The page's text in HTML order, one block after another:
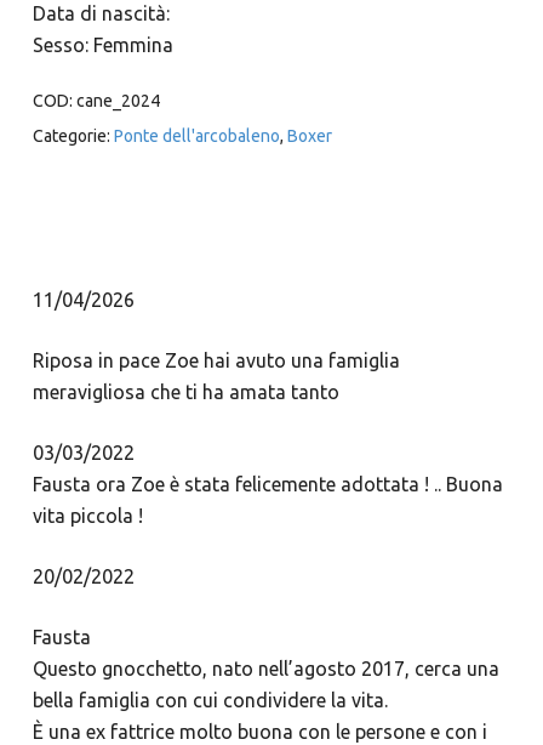
Data di nascità:
Sesso: Femmina
COD: cane_2024
Categorie: Ponte dell'arcobaleno, Boxer
11/04/2026
Riposa in pace Zoe hai avuto una famiglia
meravigliosa che ti ha amata tanto
03/03/2022
Fausta ora Zoe è stata felicemente adottata ! .. Buona
vita piccola !
20/02/2022
Fausta
Questo gnocchetto, nato nell’agosto 2017, cerca una
bella famiglia con cui condividere la vita.
È una ex fattrice molto buona con le persone e con i